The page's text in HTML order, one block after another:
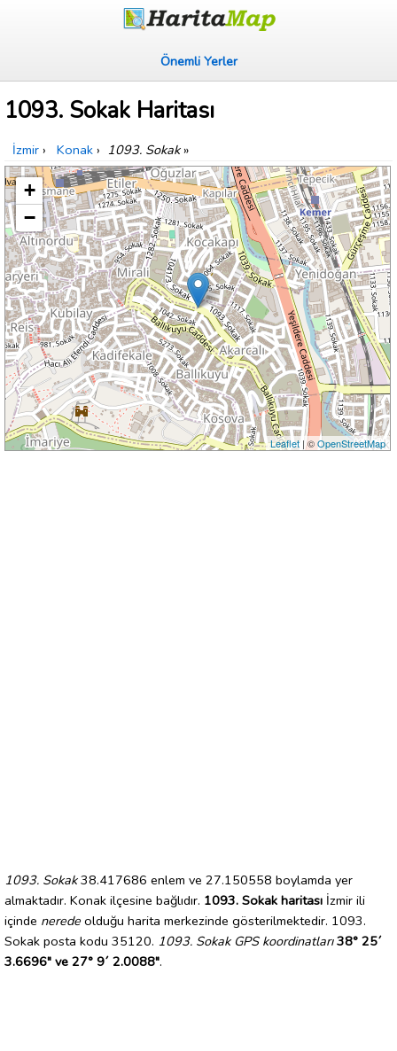
Önemli Yerler
1093. Sokak Haritası
İzmir › Konak › 1093. Sokak»
+
−
Leaflet| ©OpenStreetMap
1093. Sokak38.417686 enlem ve 27.150558 boylamda yer
almaktadır. Konak ilçesine bağlıdır. 1093. Sokak haritası İzmir ili
içinde nerede olduğu harita merkezinde gösterilmektedir. 1093.
Sokak posta kodu 35120. 1093. Sokak GPS koordinatları 38° 25´
3.6696" ve 27° 9´ 2.0088".